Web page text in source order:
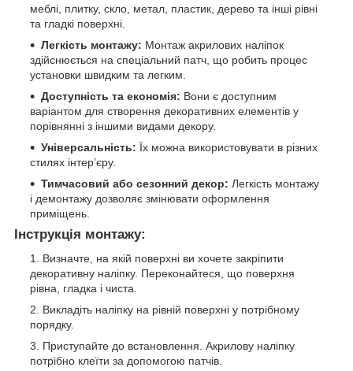
меблі, плитку, скло, метал, пластик, дерево та інші рівні
та гладкі поверхні.
Легкість монтажу: Монтаж акрилових наліпок
здійснюється на спеціальний патч, що робить процес
установки швидким та легким.
Доступність та економія: Вони є доступним
варіантом для створення декоративних елементів у
порівнянні з іншими видами декору.
Універсальність: Їх можна використовувати в різних
стилях інтер’єру.
Тимчасовий або сезонний декор: Легкість монтажу
і демонтажу дозволяє змінювати оформлення
приміщень.
Інструкція монтажу:
Визначте, на якій поверхні ви хочете закріпити
декоративну наліпку. Переконайтеся, що поверхня
рівна, гладка і чиста.
Викладіть наліпку на рівній поверхні у потрібному
порядку.
Приступайте до встановлення. Акрилову наліпку
потрібно клеїти за допомогою патчів.